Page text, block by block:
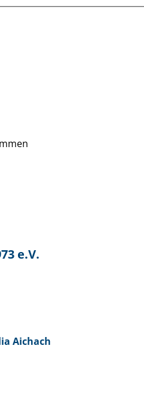
e.V.
Aichach